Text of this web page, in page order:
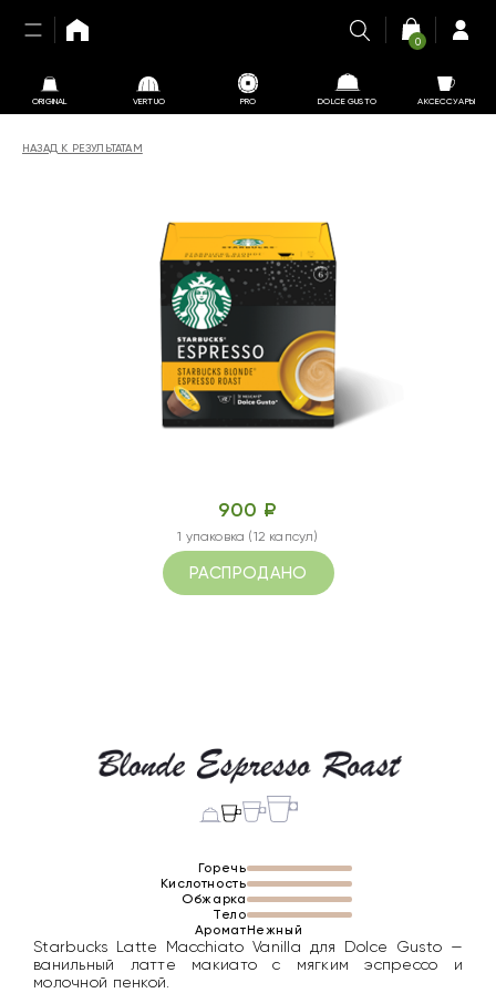
ORIGINAL VERTUO PRO DOLCE GUSTO АКСЕССУАРЫ
0
НАЗАД К РЕЗУЛЬТАТАМ
900 ₽
1 упаковка (12 капсул)
РАСПРОДАНО
Горечь
Кислотность
Обжарка
Тело
АроматНежный
Starbucks Latte Macchiato Vanilla для Dolce Gusto —
ванильный латте макиато с мягким эспрессо и
молочной пенкой.